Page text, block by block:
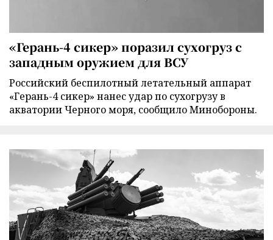
«Герань-4 сикер» поразил сухогруз с
западным оружием для ВСУ
Российский беспилотный летательный аппарат
«Герань-4 сикер» нанес удар по сухогрузу в
акватории Черного моря, сообщило Минобороны.